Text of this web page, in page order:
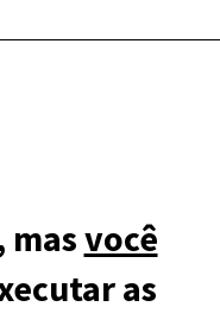
masvocê
as